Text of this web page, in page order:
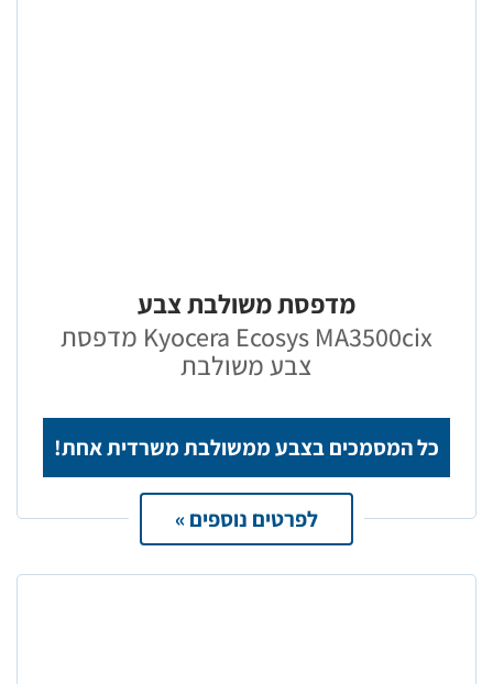
מדפסת משולבת צבע
Kyocera Ecosys MA3500cix מדפסת
צבע משולבת
כל המסמכים בצבע ממשולבת משרדית אחת!
לפרטים נוספים »